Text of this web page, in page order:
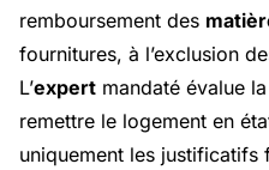
remboursement des
fournitures, à l’exclusion
L’expert mandaté évalue
remettre le logement en
uniquement les justificatifs